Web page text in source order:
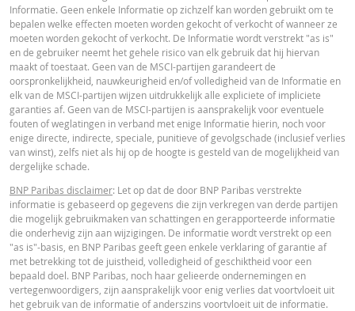
volledigheid hiervan niet gegarandeerd. BNP Paribas biedt geen garanties
betrekking tot de informatie verstrekt door de calculator en aanvaardt geen
enkele aansprakelijkheid voor directe, indirecte, bijzondere, incidentele,
immateriële of gevolgschade (met inbegrip van winstderving) die op
wijze voortvloeit uit het gebruik van de calculator door u of uw adviseurs of
hierin vervatte informatie. De ingevoerde koersgegevens zijn afkomstig van
Paribas en gelden strikt per de vermelde datum. De koersen getoond door
calculator zijn indicatief en uitsluitend bestemd voor informatieve
Koersinformatie vormt geen uitnodiging of aanbod tot het kopen of
van effecten of andere financiële instrumenten. De informatie is uitsluitend
bestemd voor gebruik door de bedoelde ontvangers. Het is niet toegestaan
deze informatie geheel of gedeeltelijk te reproduceren, te verspreiden of te
kopiëren voor enig doel zonder voorafgaande uitdrukkelijke toestemming
BNP Paribas. Meer informatie is op verzoek verkrijgbaar bij BNP Paribas,;
contact op via 0900-6275387, +31-20-5501150 of markets@bnpparibas.com
Informatie. Geen enkele Informatie op zichzelf kan worden gebruikt om te
bepalen welke effecten moeten worden gekocht of verkocht of wanneer ze
moeten worden gekocht of verkocht. De Informatie wordt verstrekt "as is"
en de gebruiker neemt het gehele risico van elk gebruik dat hij hiervan
maakt of toestaat. Geen van de MSCI-partijen garandeert de
oorspronkelijkheid, nauwkeurigheid en/of volledigheid van de Informatie en
elk van de MSCI-partijen wijzen uitdrukkelijk alle expliciete of impliciete
garanties af. Geen van de MSCI-partijen is aansprakelijk voor eventuele
fouten of weglatingen in verband met enige Informatie hierin, noch voor
enige directe, indirecte, speciale, punitieve of gevolgschade (inclusief verlies
van winst), zelfs niet als hij op de hoogte is gesteld van de mogelijkheid van
dergelijke schade.
BNP Paribas disclaimer: Let op dat de door BNP Paribas verstrekte
informatie is gebaseerd op gegevens die zijn verkregen van derde partijen
die mogelijk gebruikmaken van schattingen en gerapporteerde informatie
die onderhevig zijn aan wijzigingen. De informatie wordt verstrekt op een
"as is"-basis, en BNP Paribas geeft geen enkele verklaring of garantie af
met betrekking tot de juistheid, volledigheid of geschiktheid voor een
bepaald doel. BNP Paribas, noch haar gelieerde ondernemingen en
vertegenwoordigers, zijn aansprakelijk voor enig verlies dat voortvloeit uit
het gebruik van de informatie of anderszins voortvloeit uit de informatie.